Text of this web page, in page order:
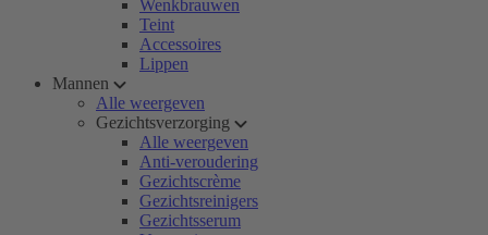
Wenkbrauwen
Teint
Accessoires
Lippen
Mannen
Alle weergeven
Gezichtsverzorging
Alle weergeven
Anti-veroudering
Gezichtscrème
Gezichtsreinigers
Gezichtsserum